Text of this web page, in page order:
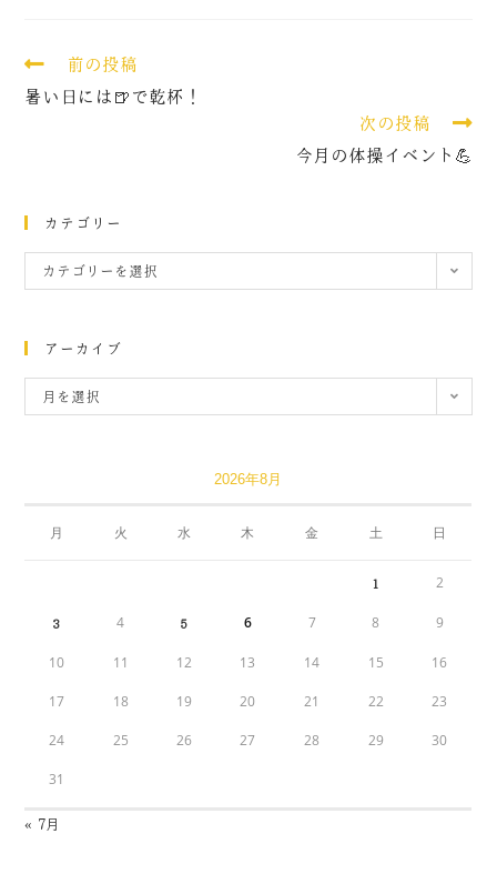
前の投稿
暑い日には🍺で乾杯！
次の投稿
今月の体操イベント💪
カテゴリー
カテゴリーを選択
アーカイブ
月を選択
2026年8月
月 火 水 木 金 土 日
1 2
3 4 5 6 7 8 9
10 11 12 13 14 15 16
17 18 19 20 21 22 23
24 25 26 27 28 29 30
31
« 7月